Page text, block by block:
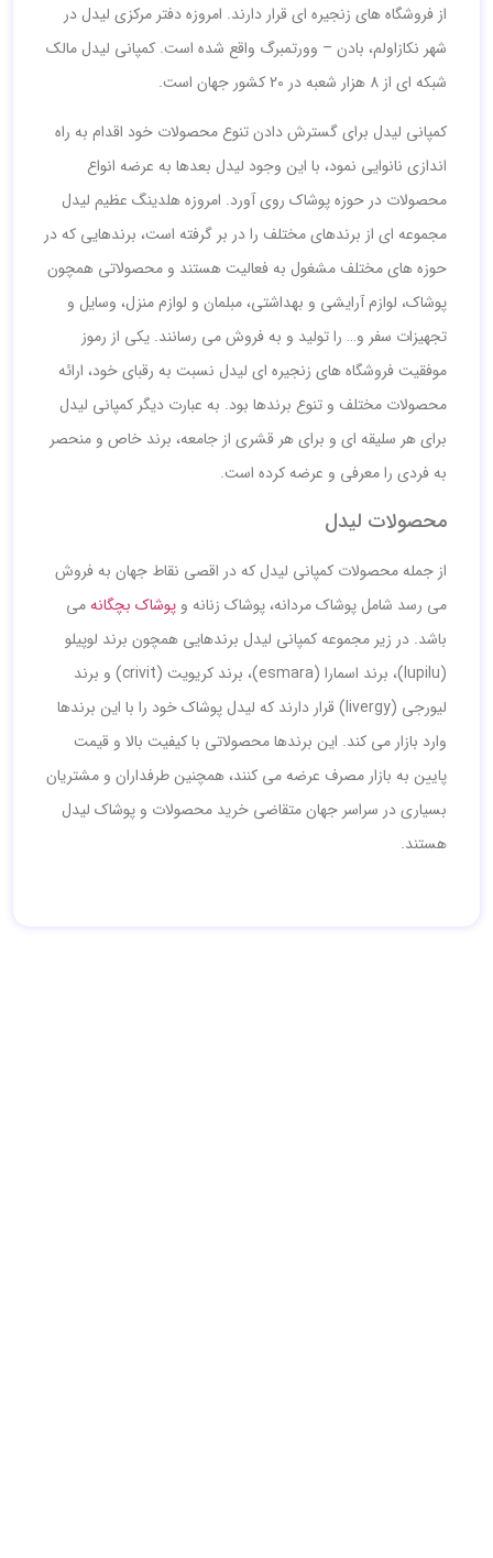
از فروشگاه های زنجیره ای قرار دارند. امروزه دفتر مرکزی لیدل در
شهر نکازاولم، بادن – وورتمبرگ واقع شده است. کمپانی لیدل مالک
شبکه ای از 8 هزار شعبه در 20 کشور جهان است.
کمپانی لیدل برای گسترش دادن تنوع محصولات خود اقدام به راه
اندازی نانوایی نمود، با این وجود لیدل بعدها به عرضه انواع
محصولات در حوزه پوشاک روی آورد. امروزه هلدینگ عظیم لیدل
مجموعه ای از برندهای مختلف را در بر گرفته است، برندهایی که در
حوزه های مختلف مشغول به فعالیت هستند و محصولاتی همچون
پوشاک، لوازم آرایشی و بهداشتی، مبلمان و لوازم منزل، وسایل و
تجهیزات سفر و… را تولید و به فروش می رسانند. یکی از رموز
موفقیت فروشگاه های زنجیره ای لیدل نسبت به رقبای خود، ارائه
محصولات مختلف و تنوع برندها بود. به عبارت دیگر کمپانی لیدل
برای هر سلیقه ای و برای هر قشری از جامعه، برند خاص و منحصر
به فردی را معرفی و عرضه کرده است.
محصولات لیدل
از جمله محصولات کمپانی لیدل که در اقصی نقاط جهان به فروش
می رسد شامل پوشاک مردانه، پوشاک زنانه و پوشاک بچگانهمی
باشد. در زیر مجموعه کمپانی لیدل برندهایی همچون برند لوپیلو
(lupilu)، برند اسمارا (esmara)، برند کریویت (crivit) و برند
لیورجی (livergy) قرار دارند که لیدل پوشاک خود را با این برندها
وارد بازار می کند. این برندها محصولاتی با کیفیت بالا و قیمت
پایین به بازار مصرف عرضه می کنند، همچنین طرفداران و مشتریان
بسیاری در سراسر جهان متقاضی خرید محصولات و پوشاک لیدل
هستند.